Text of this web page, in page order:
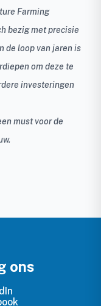
Farming
bezig met precisie
de loop van jaren is
om deze te
investeringen
must voor de
ons